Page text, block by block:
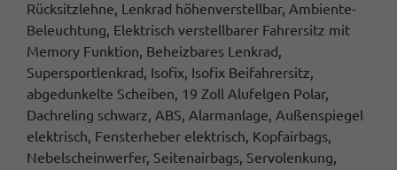
Rücksitzlehne, Lenkrad höhenverstellbar, Ambiente-
Beleuchtung, Elektrisch verstellbarer Fahrersitz mit
Memory Funktion, Beheizbares Lenkrad,
Supersportlenkrad, Isofix, Isofix Beifahrersitz,
abgedunkelte Scheiben, 19 Zoll Alufelgen Polar,
Dachreling schwarz, ABS, Alarmanlage, Außenspiegel
elektrisch, Fensterheber elektrisch, Kopfairbags,
Nebelscheinwerfer, Seitenairbags, Servolenkung,